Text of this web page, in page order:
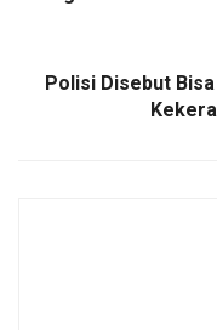
Polisi Disebut